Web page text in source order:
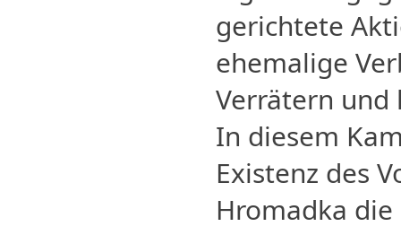
gerichtete
ehemalige
Verrätern und
In diesem
Existenz des
Hromadka